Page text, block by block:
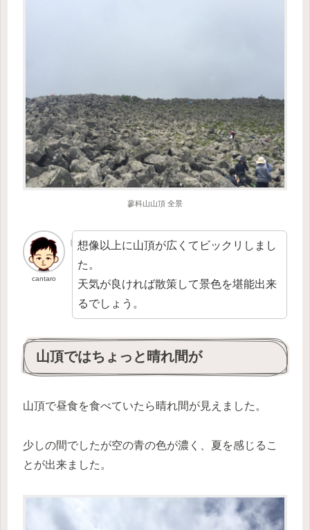
蓼科山山頂 全景
cantaro
想像以上に山頂が広くてビックリしまし
た。
天気が良ければ散策して景色を堪能出来
るでしょう。
山頂ではちょっと晴れ間が
山頂で昼食を食べていたら晴れ間が見えました。
少しの間でしたが空の青の色が濃く、夏を感じるこ
とが出来ました。